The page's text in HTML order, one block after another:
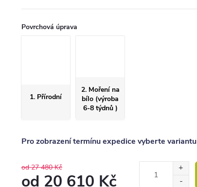
Povrchová úprava
1. Přírodní
2. Moření na
bílo (výroba
6-8 týdnů )
Pro zobrazení termínu expedice vyberte variantu
od 27 480 Kč
od 20 610 Kč